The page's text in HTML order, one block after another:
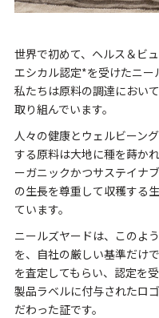
世界で初めて、ヘルス＆ビ
エシカル認定*を受けたニー
私たちは原料の調達におい
取り組んでいます。
人々の健康とウェルビーン
する原料は大地に種を蒔か
ーガニックかつサステイナ
の生長を尊重して収穫する
ています。
ニールズヤードは、このよ
を、自社の厳しい基準だけ
を査定してもらい、認定を受
製品ラベルに付与されたロ
だわった証です。